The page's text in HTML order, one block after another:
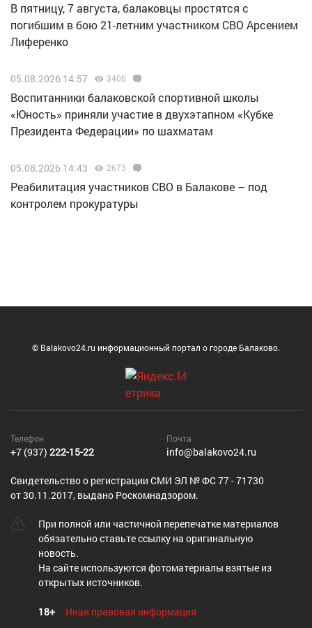
В пятницу, 7 августа, балаковцы простятся с
погибшим в бою 21-летним участником СВО Арсением
Лиференко
05.08.2026 14:57 3406
Воспитанники балаковской спортивной школы
«Юность» приняли участие в двухэтапном «Кубке
Президента Федерации» по шахматам
05.08.2026 14:43 2673
Реабилитация участников СВО в Балакове – под
контролем прокуратуры
© Balakovo24.ru информационный портал о городе Балаково.
Телефон
+7 (937) 222-15-22
Почта
info@balakovo24.ru
Cвидетельство о регистрации СМИ ЭЛ № ФС 77 - 71730
от 30.11.2017, выдано Роскомнадзором.
При полной или частичной перепечатке материалов
обязательно ставьте ссылку на оригинальную
новость.
На сайте используются фотоматериалы взятые из
открытых источников.
18+ Иная правовая информация